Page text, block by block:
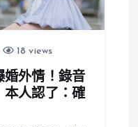
18 views
婚外情！錄音
人認了：確